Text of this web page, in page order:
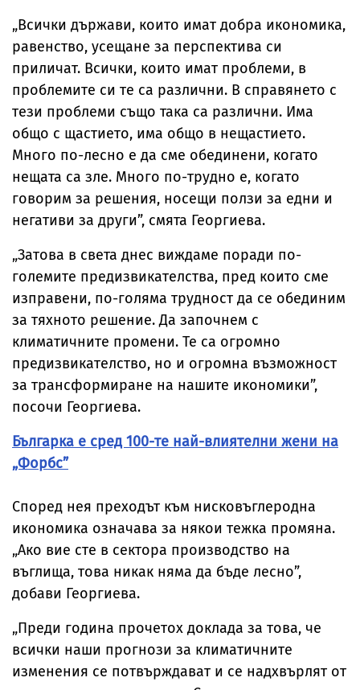
„Всички държави, които имат добра икономика,
равенство, усещане за перспектива си
приличат. Всички, които имат проблеми, в
проблемите си те са различни. В справянето с
тези проблеми също така са различни. Има
общо с щастието, има общо в нещастието.
Много по-лесно е да сме обединени, когато
нещата са зле. Много по-трудно е, когато
говорим за решения, носещи ползи за едни и
негативи за други”, смята Георгиева.
„Затова в света днес виждаме поради по-
големите предизвикателства, пред които сме
изправени, по-голяма трудност да се обединим
за тяхното решение. Да започнем с
климатичните промени. Те са огромно
предизвикателство, но и огромна възможност
за трансформиране на нашите икономики”,
посочи Георгиева.
Българка е сред 100-те най-влиятелни жени на
„Форбс”
Според нея преходът към нисковъглеродна
икономика означава за някои тежка промяна.
„Ако вие сте в сектора производство на
въглища, това никак няма да бъде лесно”,
добави Георгиева.
„Преди година прочетох доклада за това, че
всички наши прогнози за климатичните
изменения се потвърждават и се надхвърлят от